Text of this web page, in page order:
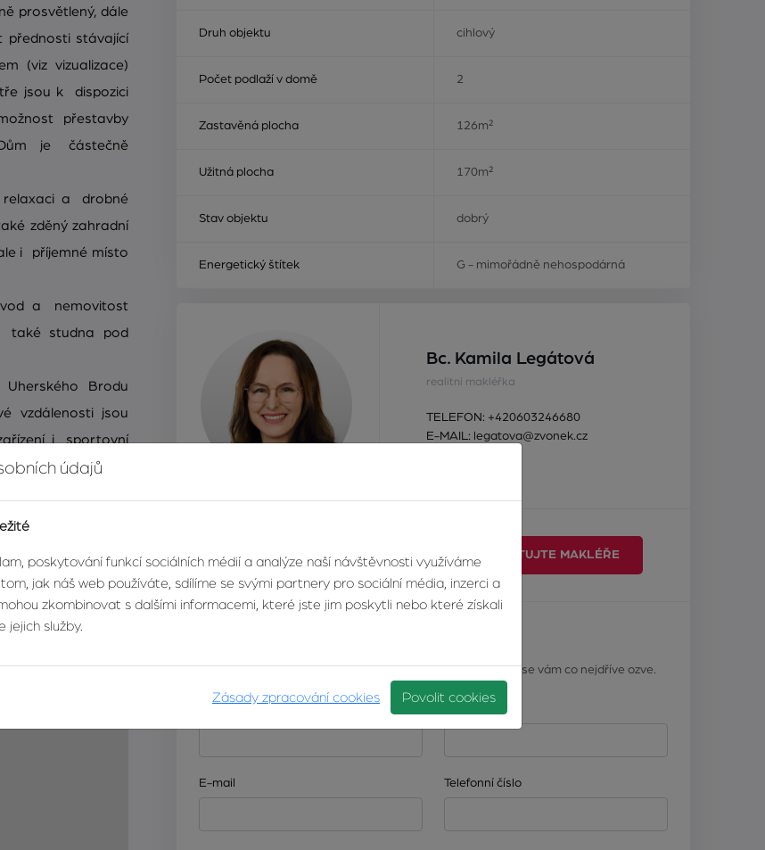
prosvětlený, dále
přednosti stávající
(viz vizualizace)
jsou k dispozici
přestavby
je částečně
a drobné
zděný zahradní
i příjemné místo
a nemovitost
také studna pod
Brodu
vzdálenosti jsou
i sportovní
– železniční
Brod zároveň
Bílých Karpat
rodinné bydlení
zahradou
Druh objektu cihlový
Počet podlaží v domě 2
Zastavěná plocha 126m²
Užitná plocha 170m²
Stav objektu dobrý
Energetický štítek G - mimořádně nehospodárná
Bc. Kamila Legátová
realitní makléřka
TELEFON: +420603246680
E-MAIL: legatova@zvonek.cz
DETAIL MAKLÉŘE KONTAKTUJTE MAKLÉŘE
Máte zájem o tuto nemovitost? Napište nám a náš makléř se vám co nejdříve ozve.
E-mail Telefonní číslo
údajů
poskytování funkcí sociálních médií a analýze naší návštěvnosti využíváme
jak náš web používáte, sdílíme se svými partnery pro sociální média, inzerci a
zkombinovat s dalšími informacemi, které jste jim poskytli nebo které získali
jejich služby.
Zásady zpracování cookies Povolit cookies